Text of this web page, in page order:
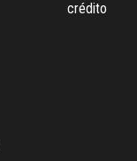
crédito